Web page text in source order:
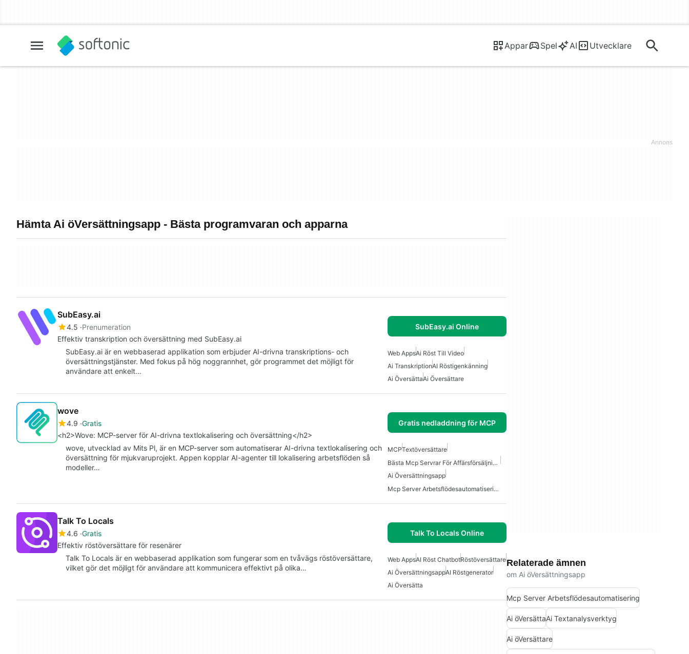
Appar Spel AI Utvecklare
Hämta Ai öVersättningsapp - Bästa programvaran och apparna
SubEasy.ai
4.5 Prenumeration
Effektiv transkription och översättning med SubEasy.ai
SubEasy.ai Online
SubEasy.ai är en webbaserad applikation som erbjuder AI-drivna transkriptions- och
översättningstjänster. Med fokus på hög noggrannhet, gör programmet det möjligt för
användare att enkelt…
Web AppsAi Röst Till Video
Ai TranskriptionAI Röstigenkänning
Ai ÖversättaAi Översättare
wove
4.9 Gratis
<h2>Wove: MCP-server för AI-drivna textlokalisering och översättning</h2>
Gratis nedladdning för MCP
wove, utvecklad av Mits Pl, är en MCP-server som automatiserar AI-drivna textlokalisering och
översättning för mjukvaruprojekt. Appen kopplar AI-agenter till lokalisering arbetsflöden så
modeller…
MCPTextöversättare
Bästa Mcp Servrar För Affärsförsäljning Marknadsföring
Ai Översättningsapp
Mcp Server Arbetsflödesautomatisering
Talk To Locals
4.6 Gratis
Effektiv röstöversättare för resenärer
Talk To Locals Online
Talk To Locals är en webbaserad applikation som fungerar som en tvåvägs röstöversättare,
vilket gör det möjligt för användare att kommunicera effektivt på olika…
Web AppsAI Röst ChatbotRöstöversättare
Ai ÖversättningsappAI Röstgenerator
Ai Översätta
Relaterade ämnen
om Ai öVersättningsapp
Mcp Server Arbetsflödesautomatisering
Ai öVersättaAi Textanalysverktyg
Ai öVersättare